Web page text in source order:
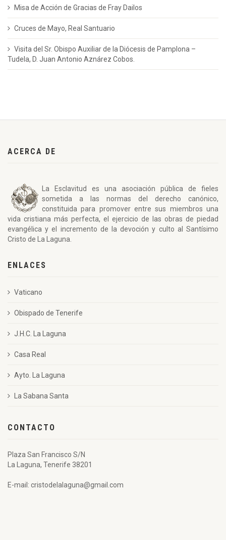
Misa de Acción de Gracias de Fray Dailos
Cruces de Mayo, Real Santuario
Visita del Sr. Obispo Auxiliar de la Diócesis de Pamplona –
Tudela, D. Juan Antonio Aznárez Cobos.
ACERCA DE
La Esclavitud es una asociación pública de fieles
sometida a las normas del derecho canónico,
constituida para promover entre sus miembros una
vida cristiana más perfecta, el ejercicio de las obras de piedad
evangélica y el incremento de la devoción y culto al Santísimo
Cristo de La Laguna.
ENLACES
Vaticano
Obispado de Tenerife
J.H.C. La Laguna
Casa Real
Ayto. La Laguna
La Sabana Santa
CONTACTO
Plaza San Francisco S/N
La Laguna, Tenerife 38201
E-mail: cristodelalaguna@gmail.com